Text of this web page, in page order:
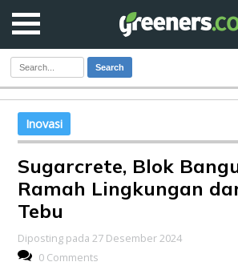
Search
Inovasi
Sugarcrete, Blok
Ramah Lingkungan
Tebu
Diposting pada 27 Desember 2024
0 Comments